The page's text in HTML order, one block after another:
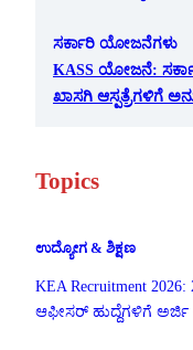
ಸರ್ಕಾರಿ ಯೋಜನೆಗಳು
KASS ಯೋಜನೆ:
ಖಾಸಗಿ ಆಸ್ಪತ್ರೆಗಳಿಗೆ
Topics
ಉದ್ಯೋಗ & ಶಿಕ್ಷಣ
KEA Recruitment
ಆಫೀಸರ್ ಹುದ್ದೆಗಳಿಗೆ ಅರ್ಜಿ